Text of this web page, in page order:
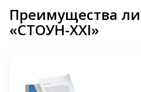
Преимущества
«СТОУН-XXI»